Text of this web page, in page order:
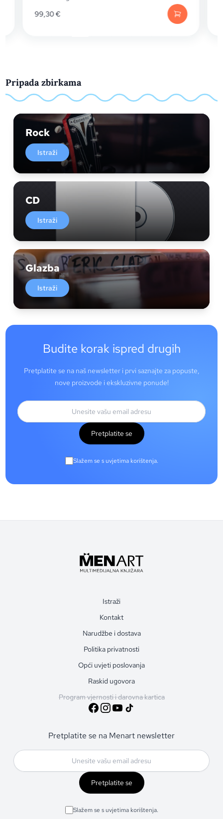
99,30€
Pripada zbirkama
Rock
Istraži
CD
Istraži
Glazba
Istraži
Budite korak ispred drugih
Pretplatite se na naš newsletter i prvi saznajte za popuste,
nove proizvode i ekskluzivne ponude!
Pretplatite se
Slažem se s uvjetima korištenja.
Istraži
Kontakt
Narudžbe i dostava
Politika privatnosti
Opći uvjeti poslovanja
Raskid ugovora
Program vjernosti i darovna kartica
Pretplatite se na Menart newsletter
Pretplatite se
Slažem se s uvjetima korištenja.